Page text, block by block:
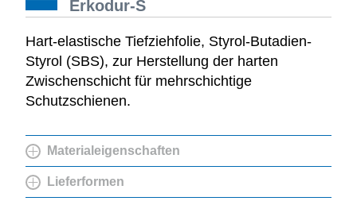
Erkodur-S
Hart-elastische Tiefziehfolie, Styrol-Butadien-
Styrol (SBS), zur Herstellung der harten
Zwischenschicht für mehrschichtige
Schutzschienen.
Materialeigenschaften
Lieferformen